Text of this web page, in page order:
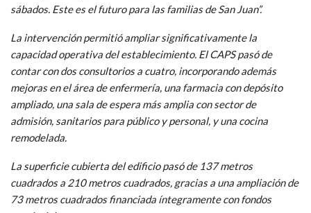
sábados. Este es el futuro para las familias de San Juan”.
La intervención permitió ampliar significativamente la
capacidad operativa del establecimiento. El CAPS pasó de
contar con dos consultorios a cuatro, incorporando además
mejoras en el área de enfermería, una farmacia con depósito
ampliado, una sala de espera más amplia con sector de
admisión, sanitarios para público y personal, y una cocina
remodelada.
La superficie cubierta del edificio pasó de 137 metros
cuadrados a 210 metros cuadrados, gracias a una ampliación de
73 metros cuadrados financiada íntegramente con fondos